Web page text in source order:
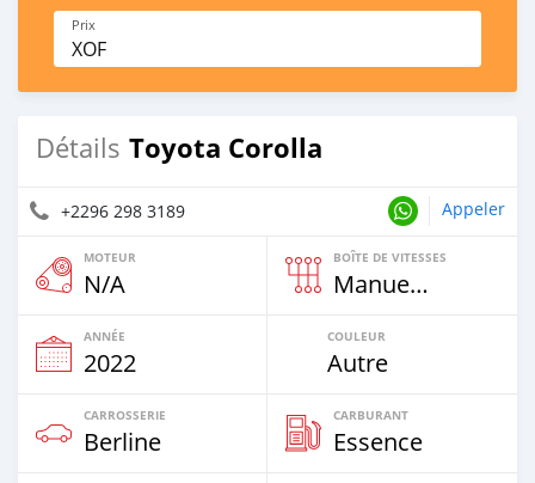
Prix
XOF
Détails Toyota Corolla
+2296 298 3189 Appeler
MOTEUR
N/A
BOÎTE DE VITESSES
Manuelle
ANNÉE
2022
COULEUR
Autre
CARROSSERIE
Berline
CARBURANT
Essence